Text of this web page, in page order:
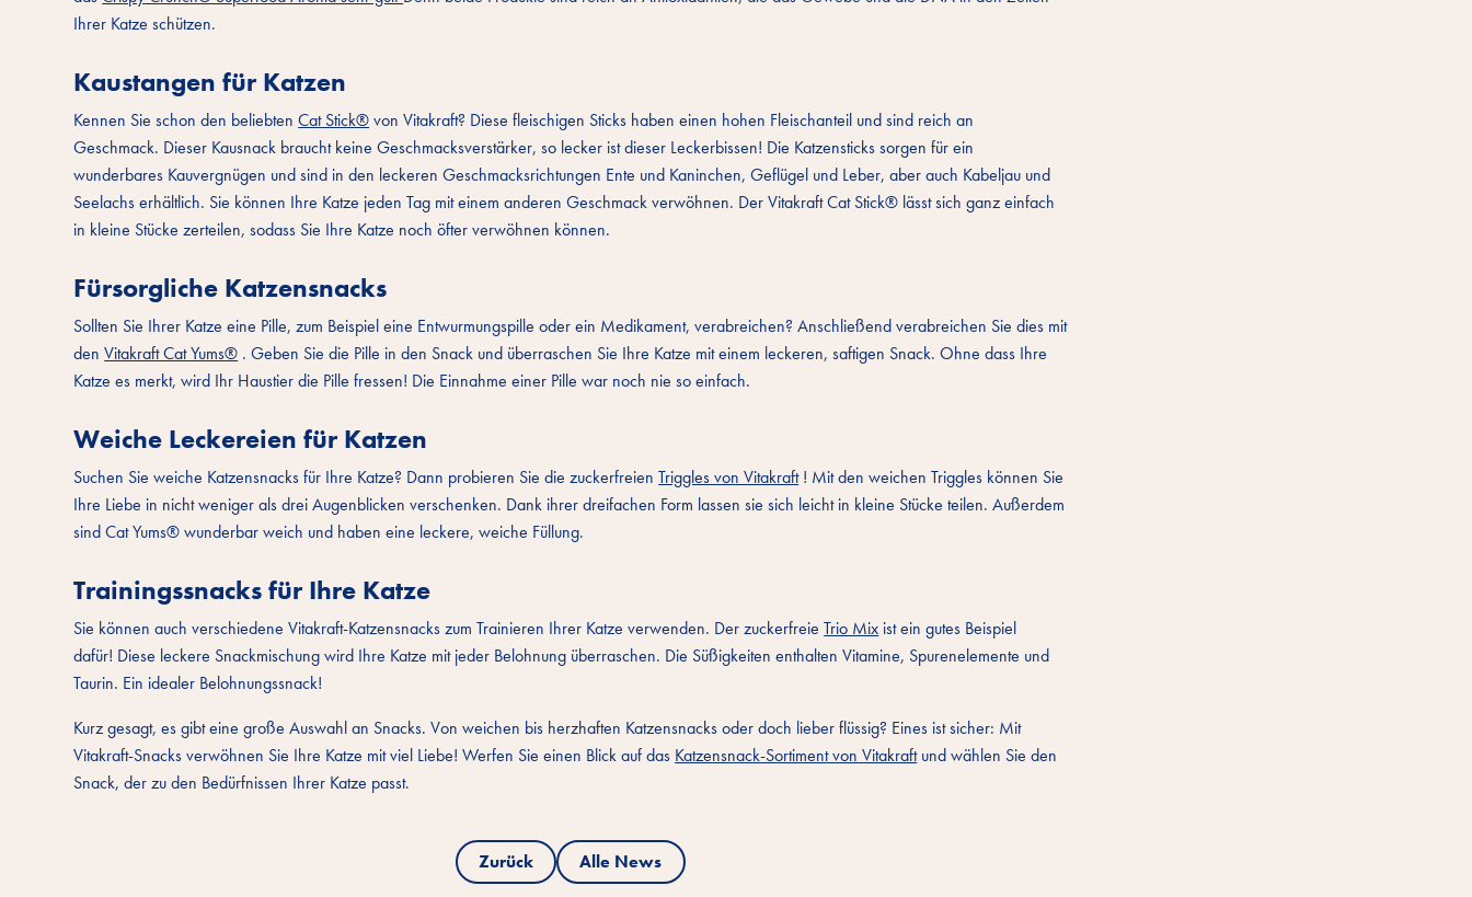
Ihrer Katze schützen.
Kaustangen für Katzen
Kennen Sie schon den beliebtenCat Stick®von Vitakraft? Diese fleischigen Sticks haben einen hohen Fleischanteil und sind reich an
Geschmack. Dieser Kausnack braucht keine Geschmacksverstärker, so lecker ist dieser Leckerbissen! Die Katzensticks sorgen für ein
wunderbares Kauvergnügen und sind in den leckeren Geschmacksrichtungen Ente und Kaninchen, Geflügel und Leber, aber auch Kabeljau und
Seelachs erhältlich. Sie können Ihre Katze jeden Tag mit einem anderen Geschmack verwöhnen. Der Vitakraft Cat Stick® lässt sich ganz einfach
in kleine Stücke zerteilen, sodass Sie Ihre Katze noch öfter verwöhnen können.
Fürsorgliche Katzensnacks
Sollten Sie Ihrer Katze eine Pille, zum Beispiel eine Entwurmungspille oder ein Medikament, verabreichen? Anschließend verabreichen Sie dies mit
denVitakraft Cat Yums® . Geben Sie die Pille in den Snack und überraschen Sie Ihre Katze mit einem leckeren, saftigen Snack. Ohne dass Ihre
Katze es merkt, wird Ihr Haustier die Pille fressen! Die Einnahme einer Pille war noch nie so einfach.
Weiche Leckereien für Katzen
Suchen Sie weiche Katzensnacks für Ihre Katze? Dann probieren Sie die zuckerfreienTriggles von Vitakraft! Mit den weichen Triggles können Sie
Ihre Liebe in nicht weniger als drei Augenblicken verschenken. Dank ihrer dreifachen Form lassen sie sich leicht in kleine Stücke teilen. Außerdem
sind Cat Yums® wunderbar weich und haben eine leckere, weiche Füllung.
Trainingssnacks für Ihre Katze
Sie können auch verschiedene Vitakraft-Katzensnacks zum Trainieren Ihrer Katze verwenden. Der zuckerfreieTrio Mix ist ein gutes Beispiel
dafür! Diese leckere Snackmischung wird Ihre Katze mit jeder Belohnung überraschen. Die Süßigkeiten enthalten Vitamine, Spurenelemente und
Taurin. Ein idealer Belohnungssnack!
Kurz gesagt, es gibt eine große Auswahl an Snacks. Von weichen bis herzhaften Katzensnacks oder doch lieber flüssig? Eines ist sicher: Mit
Vitakraft-Snacks verwöhnen Sie Ihre Katze mit viel Liebe! Werfen Sie einen Blick auf das Katzensnack-Sortiment von Vitakraftund wählen Sie den
Snack, der zu den Bedürfnissen Ihrer Katze passt.
Zurück Alle News